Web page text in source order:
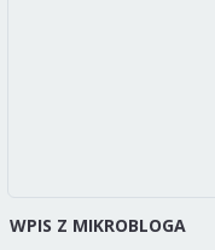
WPIS Z MIKROBLOGA